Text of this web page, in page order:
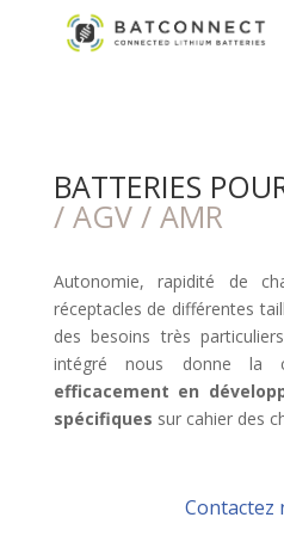
BATTERIES
/ AGV / AMR
Autonomie, rapidité de
réceptacles de différentes
des besoins très
intégré nous donne la
efficacement en
spécifiques sur cahier des
Contactez